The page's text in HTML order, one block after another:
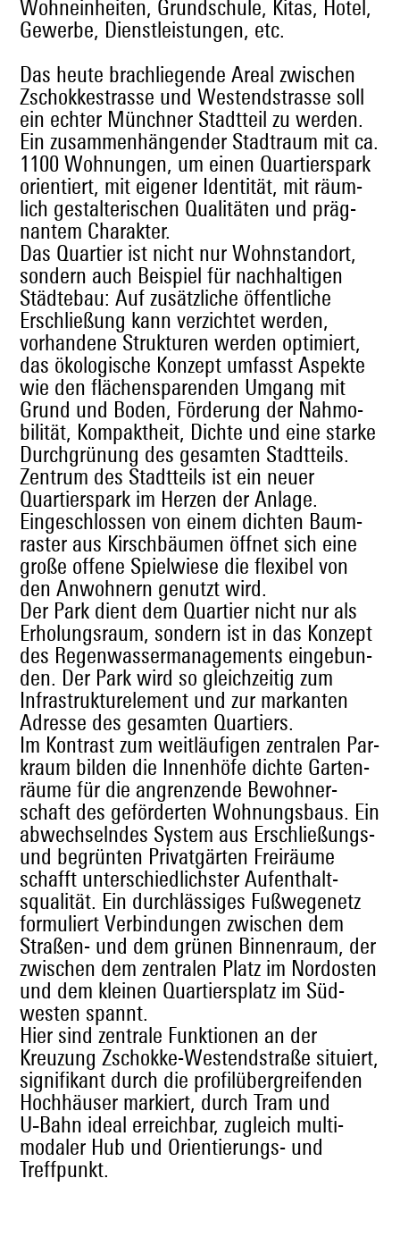
Wohneinheiten, Grundschule, Kitas, Hotel,
Gewerbe, Dienstleistungen, etc.
Das heute brach­liegende Are­al zwis­chen
Zschokkestrasse und Wes­t­end­strasse soll
ein echter Münch­n­er Stadt­teil zu wer­den.
Ein zusam­men­hän­gen­der Stad­traum mit ca.
1100 Woh­nun­gen, um einen Quartierspark
ori­en­tiert, mit eigen­er Iden­tität, mit räum­
lich gestal­ter­ischen Qual­itäten und präg­
nan­tem Charakter.
Das Quarti­er ist nicht nur Wohn­stan­dort,
son­dern auch Beispiel für nach­halti­gen
Städte­bau: Auf zusät­zliche öffentliche
Erschließung kann verzichtet wer­den,
vorhan­dene Struk­turen wer­den opti­miert,
das ökol­o­gis­che Konzept umfasst Aspek­te
wie den flächens­paren­den Umgang mit
Grund und Boden, Förderung der Nah­mo­
bil­ität, Kom­pak­theit, Dichte und eine starke
Durch­grü­nung des gesamten Stadtteils.
Zen­trum des Stadt­teils ist ein neuer
Quartierspark im Herzen der Anlage.
Eingeschlossen von einem dicht­en Baum­
raster aus Kirschbäu­men öffnet sich eine
große offene Spiel­wiese die flex­i­bel von
den Anwohn­ern genutzt wird.
Der Park dient dem Quarti­er nicht nur als
Erhol­ungsraum, son­dern ist in das Konzept
des Regen­wasser­man­age­ments einge­bun­
den. Der Park wird so gle­ichzeit­ig zum
Infra­struk­turele­ment und zur markan­ten
Adresse des gesamten Quartiers.
Im Kon­trast zum weitläu­fi­gen zen­tralen Par­
kraum bilden die Innen­höfe dichte Garten­
räume für die angren­zende Bewohn­er­
schaft des geförderten Woh­nungs­baus. Ein
abwech­sel­ndes Sys­tem aus Erschließungs-
und begrün­ten Pri­vat­gärten Freiräume
schafft unter­schiedlich­ster Aufen­thalt­
squal­ität. Ein durch­läs­siges Fußwe­genetz
for­muliert Verbindun­gen zwis­chen dem
Straßen- und dem grü­nen Bin­nen­raum, der
zwis­chen dem zen­tralen Platz im Nor­dosten
und dem kleinen Quartier­splatz im Süd­
west­en spannt.
Hier sind zen­trale Funk­tio­nen an der
Kreuzung Zschokke-Wes­t­end­straße situ­iert,
sig­nifikant durch die pro­filüber­greifend­en
Hochhäuser markiert, durch Tram und
U‑Bahn ide­al erre­ich­bar, zugle­ich mul­ti­
modaler Hub und Ori­en­tierungs- und
Treffpunkt.